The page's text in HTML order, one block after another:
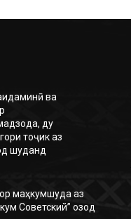
ва
ду
тоҷик аз
шуданд
маҳкумшуда аз
Советский” озод